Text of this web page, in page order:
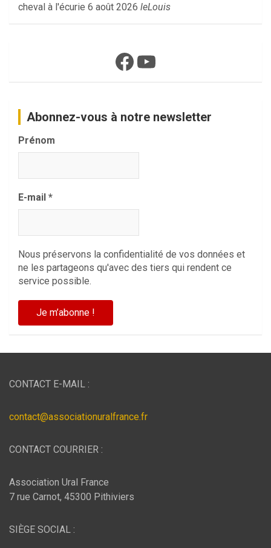
cheval à l'écurie 6 août 2026 leLouis
Facebook
YouTube
Abonnez-vous à notre newsletter
Prénom
E-mail *
Nous préservons la confidentialité de vos données et
ne les partageons qu'avec des tiers qui rendent ce
service possible.
CONTACT E-MAIL :
contact@associationuralfrance.fr
CONTACT COURRIER :
Association Ural France
7 rue Carnot, 45300 Pithiviers
SIÈGE SOCIAL :